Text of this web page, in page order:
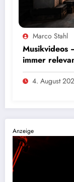
Marco Stahl
Musikvideos
immer
4. August
Anzeige